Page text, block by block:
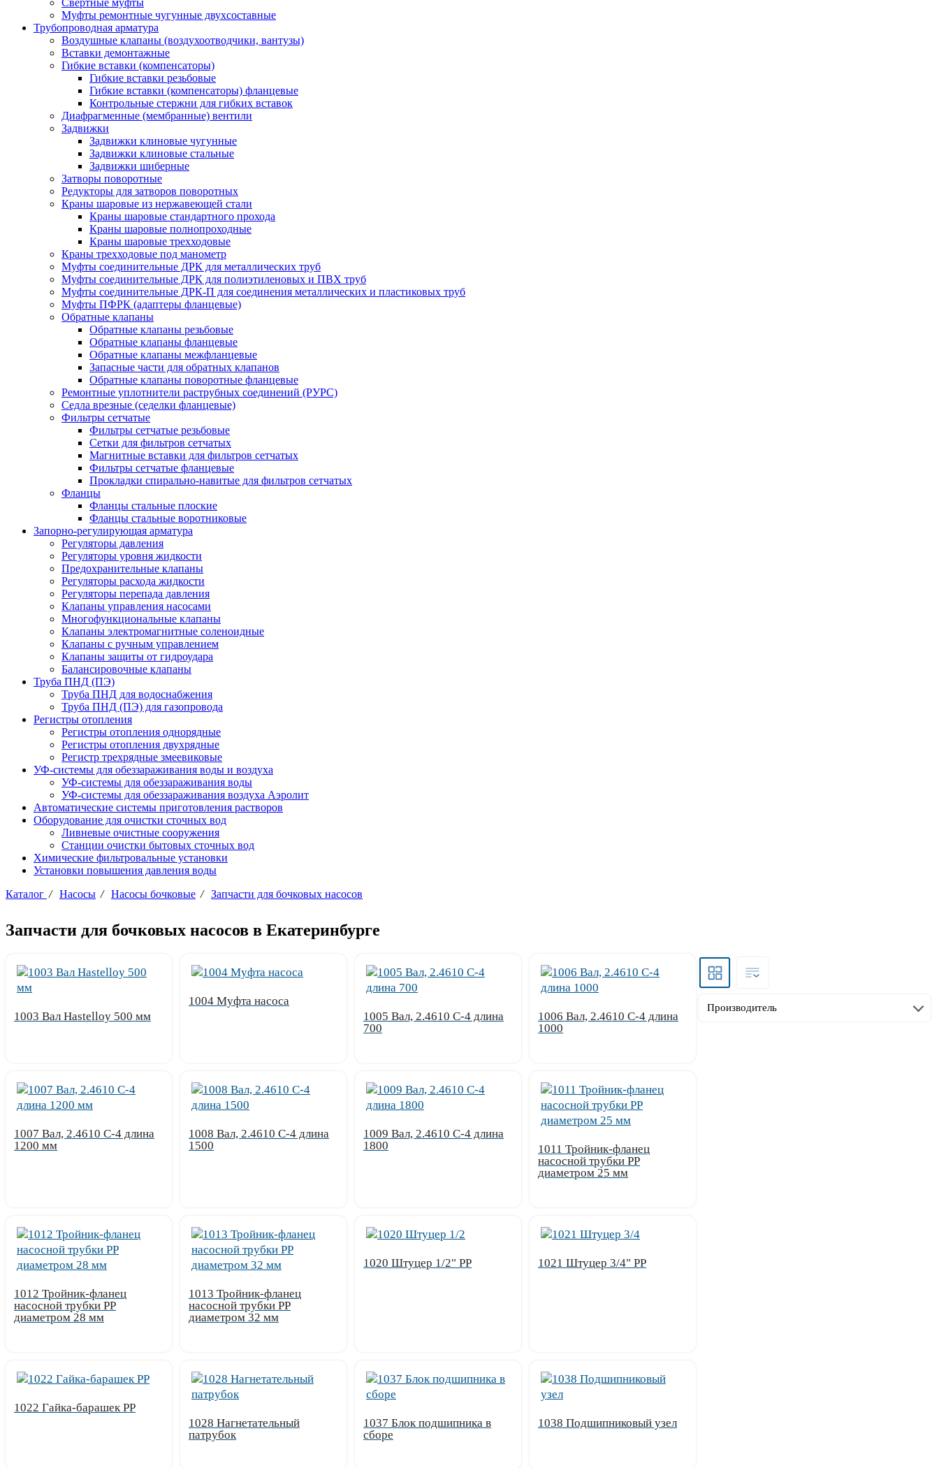
Свертные муфты
Муфты ремонтные чугунные двухсоставные
Трубопроводная арматура
Воздушные клапаны (воздухоотводчики, вантузы)
Вставки демонтажные
Гибкие вставки (компенсаторы)
Гибкие вставки резьбовые
Гибкие вставки (компенсаторы) фланцевые
Контрольные стержни для гибких вставок
Диафрагменные (мембранные) вентили
Задвижки
Задвижки клиновые чугунные
Задвижки клиновые стальные
Задвижки шиберные
Затворы поворотные
Редукторы для затворов поворотных
Краны шаровые из нержавеющей стали
Краны шаровые стандартного прохода
Краны шаровые полнопроходные
Краны шаровые трехходовые
Краны трехходовые под манометр
Муфты соединительные ДРК для металлических труб
Муфты соединительные ДРК для полиэтиленовых и ПВХ труб
Муфты соединительные ДРК-П для соединения металлических и пластиковых труб
Муфты ПФРК (адаптеры фланцевые)
Обратные клапаны
Обратные клапаны резьбовые
Обратные клапаны фланцевые
Обратные клапаны межфланцевые
Запасные части для обратных клапанов
Обратные клапаны поворотные фланцевые
Ремонтные уплотнители раструбных соединений (РУРС)
Седла врезные (седелки фланцевые)
Фильтры сетчатые
Фильтры сетчатые резьбовые
Сетки для фильтров сетчатых
Магнитные вставки для фильтров сетчатых
Фильтры сетчатые фланцевые
Прокладки спирально-навитые для фильтров сетчатых
Фланцы
Фланцы стальные плоские
Фланцы стальные воротниковые
Запорно-регулирующая арматура
Регуляторы давления
Регуляторы уровня жидкости
Предохранительные клапаны
Регуляторы расхода жидкости
Регуляторы перепада давления
Клапаны управления насосами
Многофункциональные клапаны
Клапаны электромагнитные соленоидные
Клапаны с ручным управлением
Клапаны защиты от гидроудара
Балансировочные клапаны
Труба ПНД (ПЭ)
Труба ПНД для водоснабжения
Труба ПНД (ПЭ) для газопровода
Регистры отопления
Регистры отопления однорядные
Регистры отопления двухрядные
Регистр трехрядные змеевиковые
УФ-системы для обеззараживания воды и воздуха
УФ-системы для обеззараживания воды
УФ-системы для обеззараживания воздуха Аэролит
Автоматические системы приготовления растворов
Оборудование для очистки сточных вод
Ливневые очистные сооружения
Станции очистки бытовых сточных вод
Химические фильтровальные установки
Установки повышения давления воды
Каталог / Насосы / Насосы бочковые / Запчасти для бочковых насосов
Запчасти для бочковых насосов в Екатеринбурге
1003 Вал Hastelloy 500 мм
1004 Муфта насоса
1005 Вал, 2.4610 С-4 длина
700
1006 Вал, 2.4610 С-4 длина
1000
1007 Вал, 2.4610 С-4 длина
1200 мм
1008 Вал, 2.4610 С-4 длина
1500
1009 Вал, 2.4610 С-4 длина
1800
1011 Тройник-фланец
насосной трубки РР
диаметром 25 мм
1012 Тройник-фланец
насосной трубки РР
диаметром 28 мм
1013 Тройник-фланец
насосной трубки РР
диаметром 32 мм
1020 Штуцер 1/2" PP 1021 Штуцер 3/4" PP
1022 Гайка-барашек PP
1028 Нагнетательный
патрубок
1037 Блок подшипника в
сборе
1038 Подшипниковый узел
Производитель